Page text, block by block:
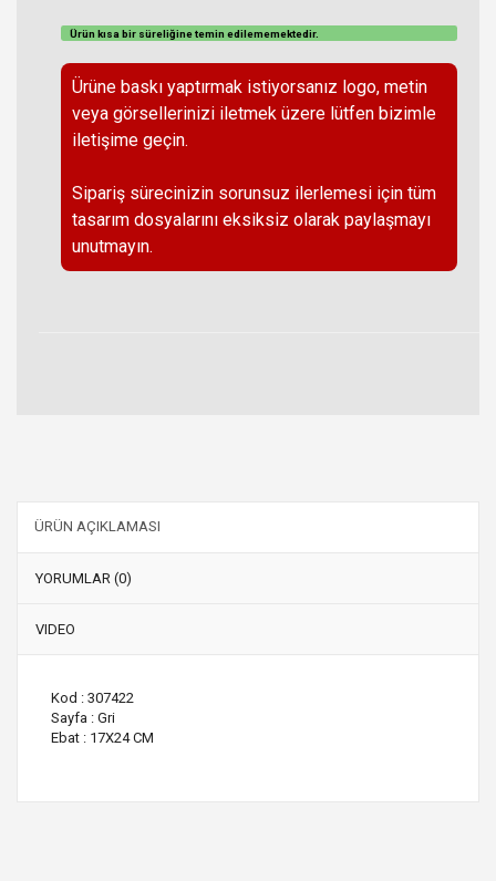
Ürün kısa bir süreliğine temin edilememektedir.
Ürüne baskı yaptırmak istiyorsanız logo, metin
veya görsellerinizi iletmek üzere lütfen bizimle
iletişime geçin.
Sipariş sürecinizin sorunsuz ilerlemesi için tüm
tasarım dosyalarını eksiksiz olarak paylaşmayı
unutmayın.
ÜRÜN AÇIKLAMASI
YORUMLAR (0)
VIDEO
Kod : 307422
Sayfa : Gri
Ebat : 17X24 CM